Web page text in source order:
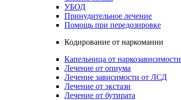
УБОД
Принудительное лечение
Помощь при передозировке
Кодирование от наркомании
Капельница от наркозависимости
Лечение от опиума
Лечение зависимости от ЛСД
Лечение от экстази
Лечение от бутирата